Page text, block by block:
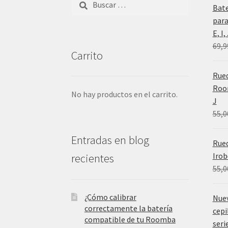
Carrito
No hay productos en el carrito.
Entradas en blog
recientes
¿Cómo calibrar
correctamente la batería
compatible de tu Roomba
E,
J